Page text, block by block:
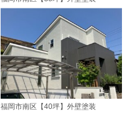
福岡市南区【40坪】外壁塗装